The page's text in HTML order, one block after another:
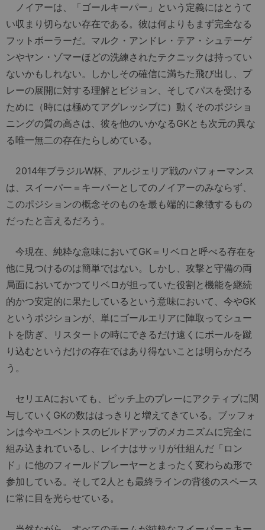
ノイアーは、「ゴールキーパー」という定義にはとうて
い収まり切らない存在である。彼は何よりもまず完全なる
フットボーラーだ。マルク・アンドレ・テア・シュテーゲ
ンやヤン・ゾマーほどの洗練されたテクニックは持ってい
ないかもしれない。しかしその確信に満ちた飛び出し、プ
レーの展開に対する理解とビジョン、そしてパスを受ける
ために（時には極めてアグレッシブに）動くそのポジショ
ニングの質の高さは、彼を他のいかなるGKとも次元の異な
る唯一無二の存在たらしめている。
2014年ブラジルW杯、アルジェリア戦のパフォーマンス
は、スイーパー＝キーパーとしてのノイアーのみならず、
このポジションの概念そのものを最も端的に象徴するもの
だったと言えるだろう。
今現在、純粋な意味においてGK＝リベロと呼べる存在を
他に見つけるのは簡単ではない。しかし、攻撃と守備の両
局面においてかつてリベロが担っていた役割と機能を継続
的かつ安定的に果たしているという意味において、今やGK
というポジションが、単にゴールエリアに陣取ってシュー
トを防ぎ、リスタートの時にできるだけ遠くにボールを蹴
り込むというだけの存在ではあり得ないことは明らかだろ
う。
セリエAにおいても、ピッチ上のプレーにアクティブに関
与していくGKの数ははっきりと増えてきている。ブッフォ
ンは今やユベントスのビルドアップのメカニズムに完全に
組み込まれているし、レイナはサッリが仕組んだ「ロン
ド」に他のフィールドプレーヤーとまったく変わらぬ形で
参加している。そして2人とも最終ラインの背後のスペース
に常に目を光らせている。